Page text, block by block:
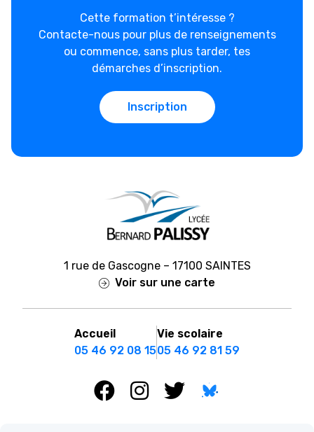
Cette formation t’intéresse ?
Contacte-nous pour plus de renseignements
ou commence, sans plus tarder, tes
démarches d’inscription.
Inscription
1 rue de Gascogne – 17100 SAINTES
Voir sur une carte
Accueil
05 46 92 08 15
Vie scolaire
05 46 92 81 59